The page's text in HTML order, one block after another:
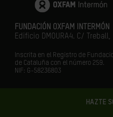
HAZTE
FUNDACIÓN OXFAM INTERMÓN
Edificio DMOURA4. C/
Inscrita en el Registro de
de Cataluña con el número 259.
NIF: G-58236803
LA IGUALDAD